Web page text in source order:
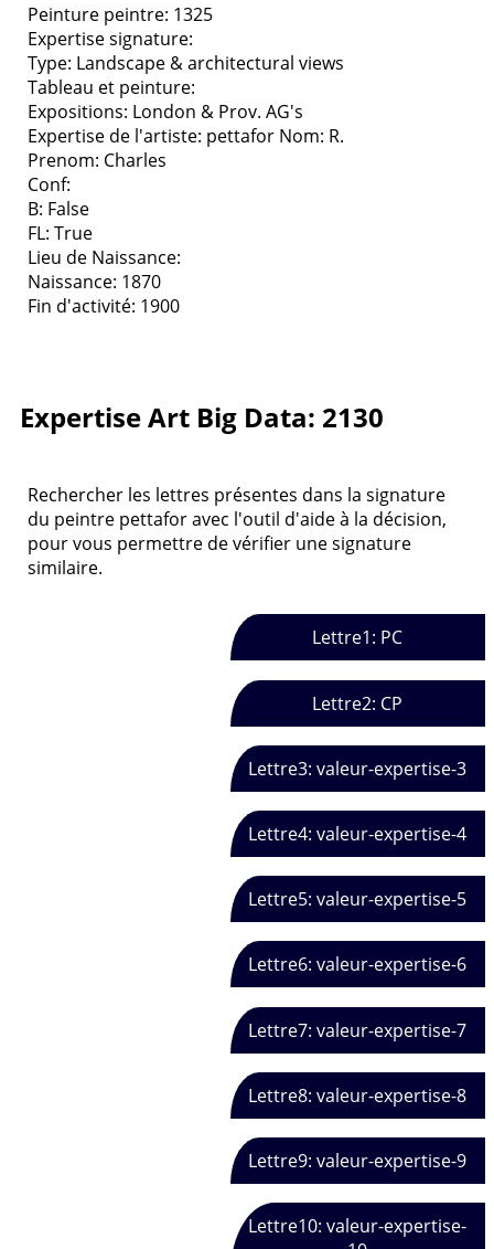
Peinture peintre: 1325
Expertise signature:
Type: Landscape & architectural views
Tableau et peinture:
Expositions: London & Prov. AG's
Expertise de l'artiste: pettafor Nom: R.
Prenom: Charles
Conf:
B: False
FL: True
Lieu de Naissance:
Naissance: 1870
Fin d'activité: 1900
Expertise Art Big Data: 2130
Rechercher les lettres présentes dans la signature
du peintre pettafor avec l'outil d'aide à la décision,
pour vous permettre de vérifier une signature
similaire.
Lettre1: PC
Lettre2: CP
Lettre3: valeur-expertise-3
Lettre4: valeur-expertise-4
Lettre5: valeur-expertise-5
Lettre6: valeur-expertise-6
Lettre7: valeur-expertise-7
Lettre8: valeur-expertise-8
Lettre9: valeur-expertise-9
Lettre10: valeur-expertise-